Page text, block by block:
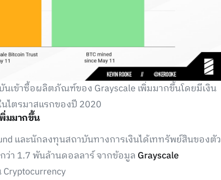
เข้าซื้อผลิตภัณฑ์ของ Grayscale เพิ่มมากขึ้นโดยมีเงิน
ไตรมาสแรกของปี 2020
มมากขึ้น
และนักลงทุนสถาบันทางการเงินได้เททรัพย์สินของตัว
า 1.7 พันล้านดอลลาร์ จากข้อมูล Grayscale